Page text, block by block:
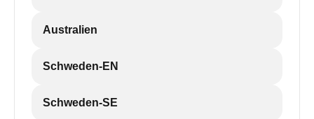
Australien
Schweden-EN
Schweden-SE